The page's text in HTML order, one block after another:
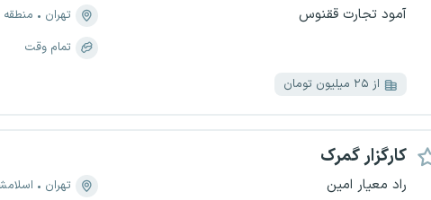
آمود تجارت ققنوس تهران
منطقه ۲، شهر آرا
تمام وقت
از ۲۵ میلیون تومان
کارگزار گمرک
راد معیار امین تهران